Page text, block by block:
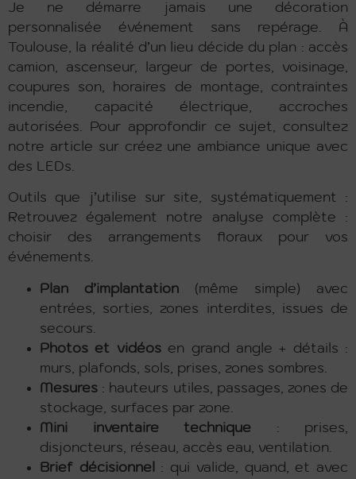
Je ne démarre jamais une décoration
personnalisée événement sans repérage. À
Toulouse, la réalité d’un lieu décide du plan : accès
camion, ascenseur, largeur de portes, voisinage,
coupures son, horaires de montage, contraintes
incendie, capacité électrique, accroches
autorisées. Pour approfondir ce sujet, consultez
notre article sur créez une ambiance unique avec
des LEDs.
Outils que j’utilise sur site, systématiquement :
Retrouvez également notre analyse complète :
choisir des arrangements floraux pour vos
événements.
Plan d’implantation (même simple) avec
entrées, sorties, zones interdites, issues de
secours.
Photos et vidéosen grand angle + détails :
murs, plafonds, sols, prises, zones sombres.
Mesures : hauteurs utiles, passages, zones de
stockage, surfaces par zone.
Mini inventaire technique : prises,
disjoncteurs, réseau, accès eau, ventilation.
Brief décisionnel
: qui valide, quand, et avec